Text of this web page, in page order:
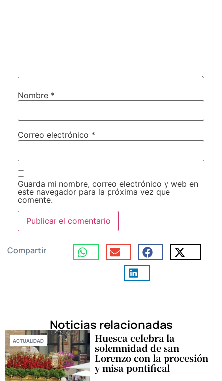
Nombre *
Correo electrónico *
Guarda mi nombre, correo electrónico y web en
este navegador para la próxima vez que
comente.
Compartir
Noticias relacionadas
ACTUALIDAD Huesca celebra la
solemnidad de san
Lorenzo con la procesión
y misa pontifical